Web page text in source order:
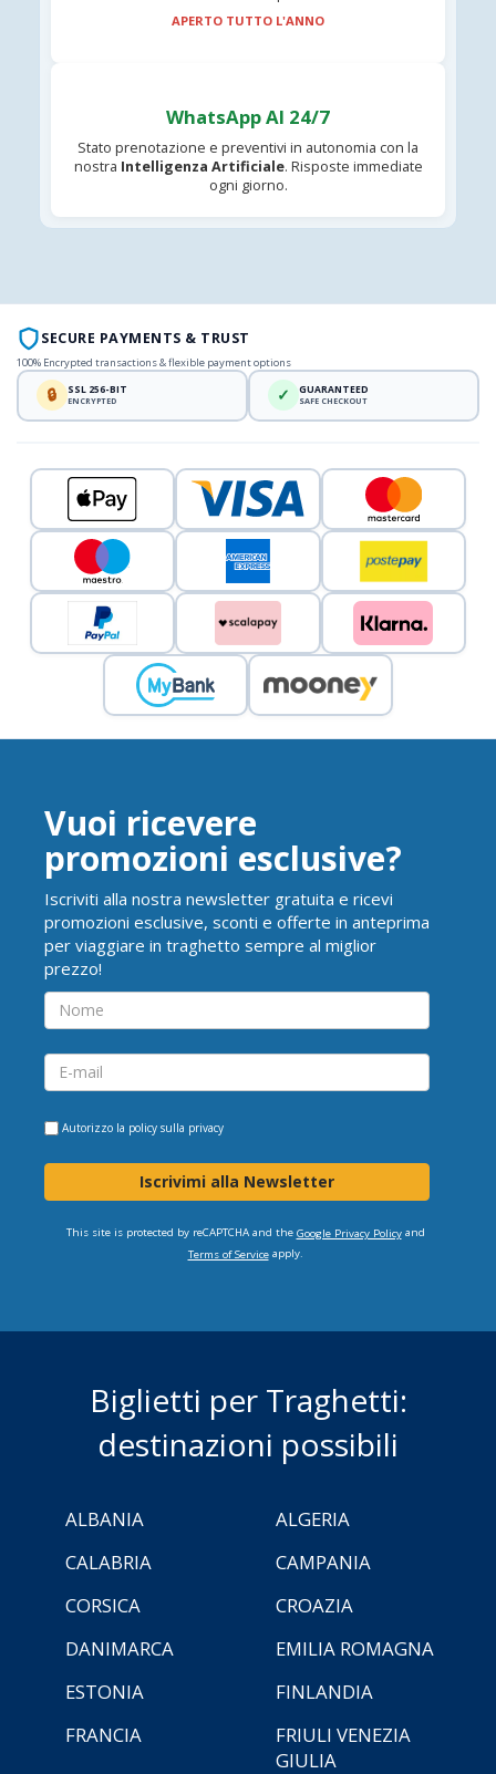
APERTO TUTTO L'ANNO
WhatsApp AI 24/7
Stato prenotazione e preventivi in autonomia con la
nostra Intelligenza Artificiale. Risposte immediate
ogni giorno.
SECURE PAYMENTS & TRUST
100% Encrypted transactions & flexible payment options
🔒 SSL 256-BIT
ENCRYPTED ✓ GUARANTEED
SAFE CHECKOUT
Vuoi ricevere
promozioni esclusive?
Iscriviti alla nostra newsletter gratuita e ricevi
promozioni esclusive, sconti e offerte in anteprima
per viaggiare in traghetto sempre al miglior
prezzo!
Autorizzo la policy sulla privacy
Iscrivimi alla Newsletter
This site is protected by reCAPTCHA and the Google Privacy Policyand
Terms of Serviceapply.
Biglietti per Traghetti:
destinazioni possibili
ALBANIA
ALGERIA
CALABRIA
CAMPANIA
CORSICA
CROAZIA
DANIMARCA
EMILIA ROMAGNA
ESTONIA
FINLANDIA
FRANCIA
FRIULI VENEZIA
GIULIA